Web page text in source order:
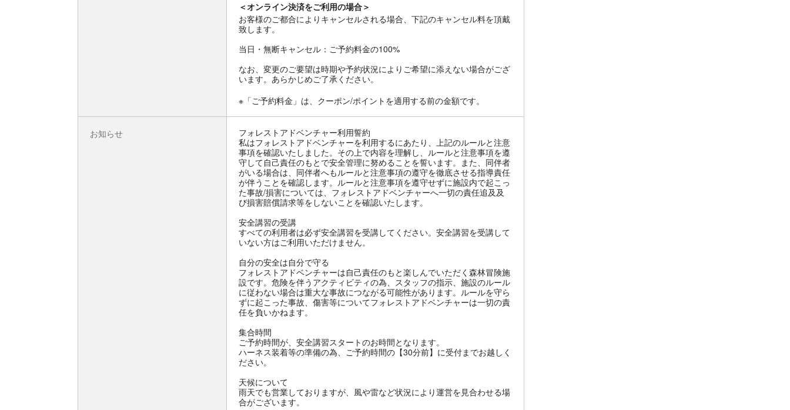
＜オンライン決済をご利用の場合＞
お客様のご都合によりキャンセルされる場合、下記のキャンセル料を頂戴
致します。
当日・無断キャンセル：ご予約料金の100%
なお、変更のご要望は時期や予約状況によりご希望に添えない場合がござ
います。あらかじめご了承ください。
※「ご予約料金」は、クーポン/ポイントを適用する前の金額です。
お知らせ
フォレストアドベンチャー利用誓約
私はフォレストアドベンチャーを利用するにあたり、上記のルールと注意
事項を確認いたしました。その上で内容を理解し、ルールと注意事項を遵
守して自己責任のもとで安全管理に努めることを誓います。また、同伴者
がいる場合は、同伴者へもルールと注意事項の遵守を徹底させる指導責任
が伴うことを確認します。ルールと注意事項を遵守せずに施設内で起こっ
た事故/損害については、フォレストアドベンチャーへ一切の責任追及及
び損害賠償請求等をしないことを確認いたします。
安全講習の受講
すべての利用者は必ず安全講習を受講してください。安全講習を受講して
いない方はご利用いただけません。
自分の安全は自分で守る
フォレストアドベンチャーは自己責任のもと楽しんでいただく森林冒険施
設です。危険を伴うアクティビティの為、スタッフの指示、施設のルール
に従わない場合は重大な事故につながる可能性があります。ルールを守ら
ずに起こった事故、傷害等についてフォレストアドベンチャーは一切の責
任を負いかねます。
集合時間
ご予約時間が、安全講習スタートのお時間となります。
ハーネス装着等の準備の為、ご予約時間の【30分前】に受付までお越しく
ださい。
天候について
雨天でも営業しておりますが、風や雷など状況により運営を見合わせる場
合がございます。